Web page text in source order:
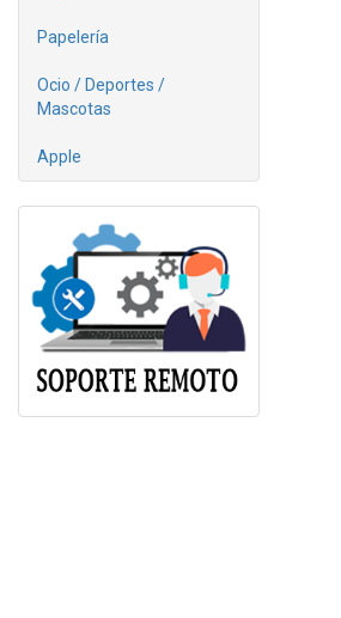
Papelería
Ocio / Deportes /
Mascotas
Apple